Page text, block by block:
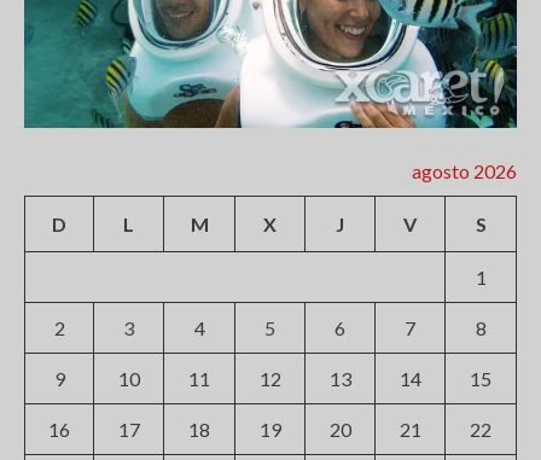
agosto 2026
D L M X J V S
1
2 3 4 5 6 7 8
9 10 11 12 13 14 15
16 17 18 19 20 21 22